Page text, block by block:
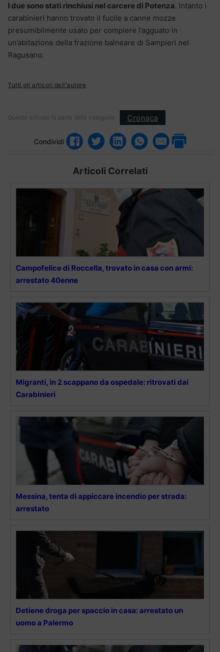
I due sono stati rinchiusi nel carcere di Potenza. Intanto i
carabinieri hanno trovato il fucile a canne mozze
presumibilmente usato per compiere l’agguato in
un’abitazione della frazione balneare di Sampieri nel
Ragusano.
Tutti gli articoli dell'autore
Questo articolo fa parte delle categorie: Cronaca
Condividi
Articoli Correlati
Campofelice di Roccella, trovato in casa con armi:
arrestato 40enne
Migranti, in 2 scappano da ospedale: ritrovati dai
Carabinieri
Messina, tenta di appiccare incendio per strada:
arrestato
Detiene droga per spaccio in casa: arrestato un
uomo a Palermo